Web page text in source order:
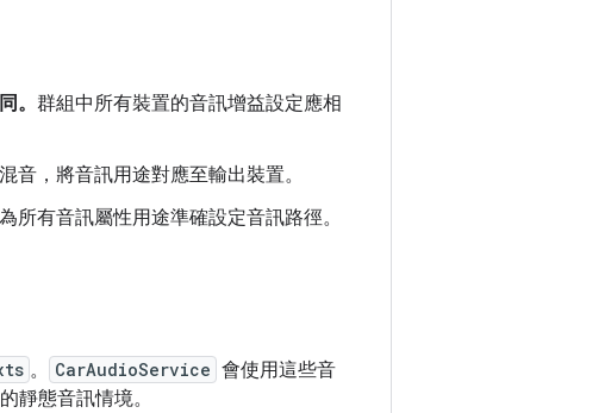
。 群組中所有裝置的音訊增益設定應相
音，將音訊用途對應至輸出裝置。
所有音訊屬性用途準確設定音訊路徑。
。 CarAudioService 會使用這些音
靜態音訊情境。